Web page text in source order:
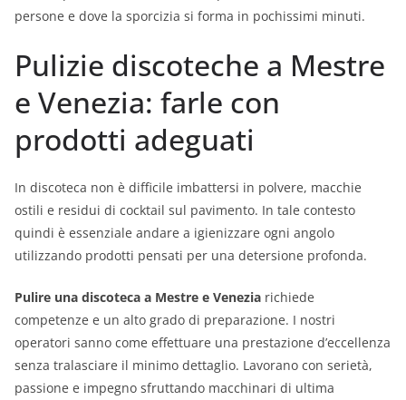
persone e dove la sporcizia si forma in pochissimi minuti.
Pulizie discoteche a Mestre
e Venezia: farle con
prodotti adeguati
In discoteca non è difficile imbattersi in polvere, macchie
ostili e residui di cocktail sul pavimento. In tale contesto
quindi è essenziale andare a igienizzare ogni angolo
utilizzando prodotti pensati per una detersione profonda.
Pulire una discoteca a Mestre e Venezia richiede
competenze e un alto grado di preparazione. I nostri
operatori sanno come effettuare una prestazione d’eccellenza
senza tralasciare il minimo dettaglio. Lavorano con serietà,
passione e impegno sfruttando macchinari di ultima